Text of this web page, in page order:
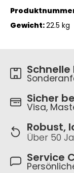
Gewicht:22.5 kg
Sicher
Visa,
Robust,
Über 50
Service